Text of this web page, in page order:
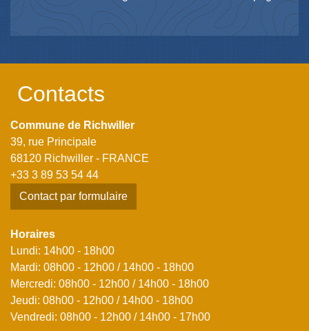
Contacts
Commune de Richwiller
39, rue Principale
68120 Richwiller - FRANCE
+33 3 89 53 54 44
Contact par formulaire
Horaires
Lundi: 14h00 - 18h00
Mardi: 08h00 - 12h00 / 14h00 - 18h00
Mercredi: 08h00 - 12h00 / 14h00 - 18h00
Jeudi: 08h00 - 12h00 / 14h00 - 18h00
Vendredi: 08h00 - 12h00 / 14h00 - 17h00